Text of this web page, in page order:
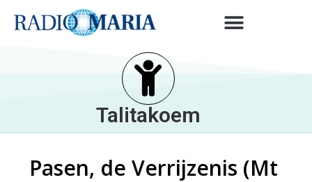
Talitakoem
Pasen, de Verrijzenis (Mt